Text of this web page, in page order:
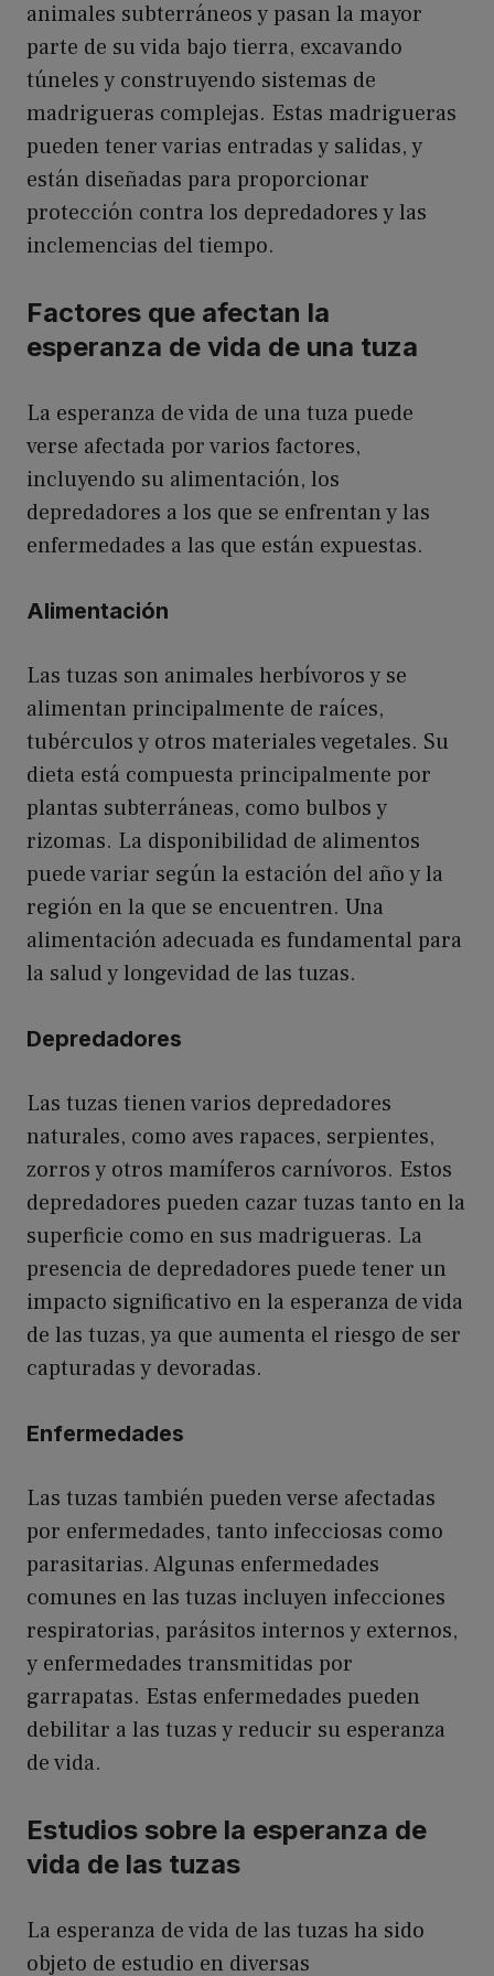
animales subterráneos y pasan la mayor
parte de su vida bajo tierra, excavando
túneles y construyendo sistemas de
madrigueras complejas. Estas madrigueras
pueden tener varias entradas y salidas, y
están diseñadas para proporcionar
protección contra los depredadores y las
inclemencias del tiempo.
Factores que afectan la
esperanza de vida de una tuza
La esperanza de vida de una tuza puede
verse afectada por varios factores,
incluyendo su alimentación, los
depredadores a los que se enfrentan y las
enfermedades a las que están expuestas.
Alimentación
Las tuzas son animales herbívoros y se
alimentan principalmente de raíces,
tubérculos y otros materiales vegetales. Su
dieta está compuesta principalmente por
plantas subterráneas, como bulbos y
rizomas. La disponibilidad de alimentos
puede variar según la estación del año y la
región en la que se encuentren. Una
alimentación adecuada es fundamental para
la salud y longevidad de las tuzas.
Depredadores
Las tuzas tienen varios depredadores
naturales, como aves rapaces, serpientes,
zorros y otros mamíferos carnívoros. Estos
depredadores pueden cazar tuzas tanto en la
superficie como en sus madrigueras. La
presencia de depredadores puede tener un
impacto significativo en la esperanza de vida
de las tuzas, ya que aumenta el riesgo de ser
capturadas y devoradas.
Enfermedades
Las tuzas también pueden verse afectadas
por enfermedades, tanto infecciosas como
parasitarias. Algunas enfermedades
comunes en las tuzas incluyen infecciones
respiratorias, parásitos internos y externos,
y enfermedades transmitidas por
garrapatas. Estas enfermedades pueden
debilitar a las tuzas y reducir su esperanza
de vida.
Estudios sobre la esperanza de
vida de las tuzas
La esperanza de vida de las tuzas ha sido
objeto de estudio en diversas